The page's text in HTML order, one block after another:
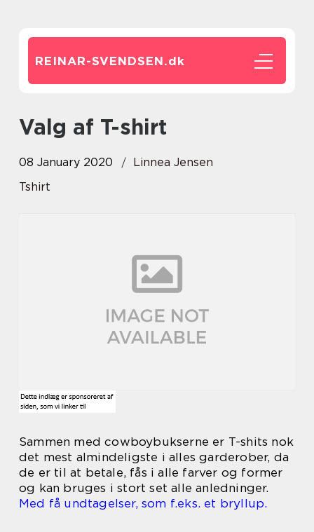
REINAR-SVENDSEN.dk
Valg af T-shirt
08 January 2020
Linnea Jensen
Tshirt
Sammen med cowboybukserne er T-shits nok
det mest almindeligste i alles garderober, da
de er til at betale, fås i alle farver og former
og kan bruges i stort set alle anledninger.
Med få undtagelser, som f.eks. et bryllup.